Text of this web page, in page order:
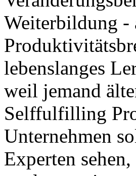
Weiterbildung -
lebenslanges
weil jemand
Selffulfilling
Unternehmen
Experten